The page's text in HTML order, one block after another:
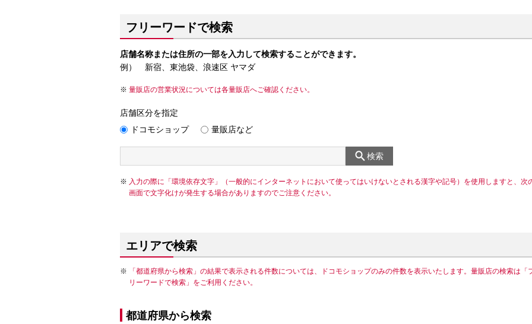
フリーワードで検索
店舗名称または住所の一部を入力して検索することができます。
例） 新宿、東池袋、浪速区 ヤマダ
量販店の営業状況については各量販店へご確認ください。
店舗区分を指定
ドコモショップ
量販店など
検索
入力の際に「環境依存文字」（一般的にインターネットにおいて使ってはいけないとされる漢字や記号）を使用しますと、次
画面で文字化けが発生する場合がありますのでご注意ください。
エリアで検索
「都道府県から検索」の結果で表示される件数については、ドコモショップのみの件数を表示いたします。量販店の検索は「
リーワードで検索」をご利用ください。
都道府県から検索